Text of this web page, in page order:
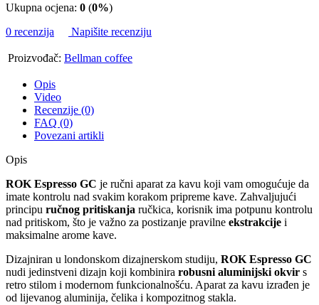
Ukupna ocjena: 0 (0%)
0 recenzija
Napišite recenziju
Proizvođač: Bellman coffee
Opis
Video
Recenzije (0)
FAQ (0)
Povezani artikli
Opis
ROK Espresso GC je ručni aparat za kavu koji vam omogućuje da
imate kontrolu nad svakim korakom pripreme kave. Zahvaljujući
principu ručnog pritiskanja ručkica, korisnik ima potpunu kontrolu
nad pritiskom, što je važno za postizanje pravilne ekstrakcije i
maksimalne arome kave.
Dizajniran u londonskom dizajnerskom studiju, ROK Espresso GC
nudi jedinstveni dizajn koji kombinira robusni aluminijski okvir s
retro stilom i modernom funkcionalnošću. Aparat za kavu izrađen je
od lijevanog aluminija, čelika i kompozitnog stakla.